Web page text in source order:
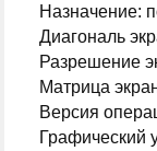
Назначение:
Диагональ
Разрешение
Матрица
Версия
Графический